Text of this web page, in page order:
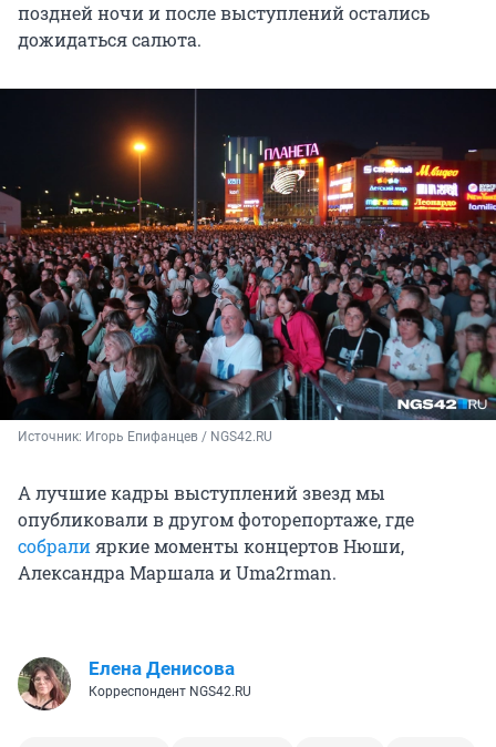
поздней ночи и после выступлений остались
дожидаться салюта.
Источник: Игорь Епифанцев / NGS42.RU
А лучшие кадры выступлений звезд мы
опубликовали в другом фоторепортаже, где
собралияркие моменты концертов Нюши,
Александра Маршала и Uma2rman.
Елена Денисова
Корреспондент NGS42.RU